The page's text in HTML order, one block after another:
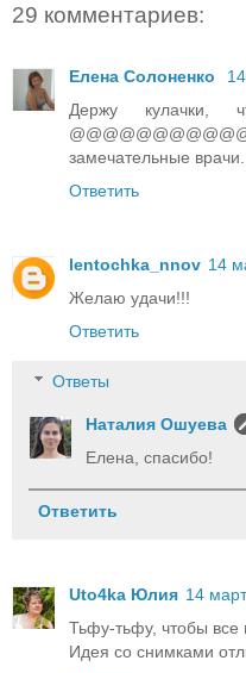
29 комментариев:
Елена Солоненко
Держу кулачки,
замечательные врачи.
Ответить
lentochka_nnov 14
Желаю удачи!!!
Ответить
Ответы
Наталия Ошуева
Елена, спасибо!
Ответить
Uto4ka Юлия 14
Тьфу-тьфу, чтобы все
Идея со снимками